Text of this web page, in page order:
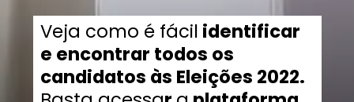
Veja como é fácil identificar
e encontrar todos os
candidatos às Eleições 2022.